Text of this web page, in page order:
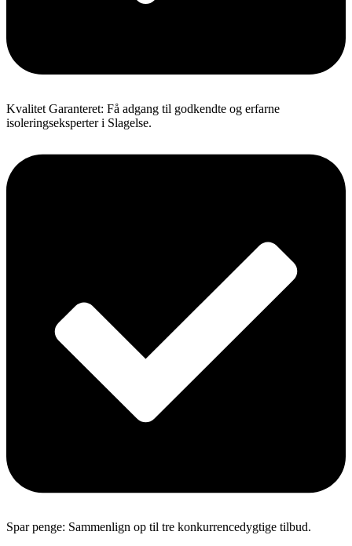
Kvalitet Garanteret: Få adgang til godkendte og erfarne
isoleringseksperter i Slagelse.
Spar penge: Sammenlign op til tre konkurrencedygtige tilbud.